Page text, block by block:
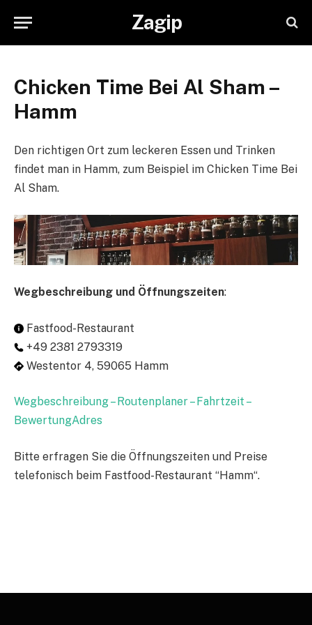
Zagip
Chicken Time Bei Al Sham –
Hamm
Den richtigen Ort zum leckeren Essen und Trinken
findet man in Hamm, zum Beispiel im Chicken Time Bei
Al Sham.
Wegbeschreibung und Öffnungszeiten:
Fastfood-Restaurant
+49 2381 2793319
Westentor 4, 59065 Hamm
Wegbeschreibung – Routenplaner – Fahrtzeit –
BewertungAdres
Bitte erfragen Sie die Öffnungszeiten und Preise
telefonisch beim Fastfood-Restaurant “Hamm“.